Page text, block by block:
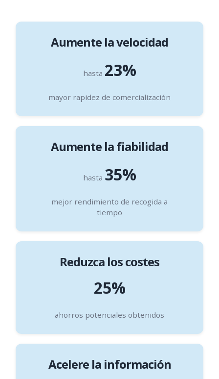
Aumente la velocidad
hasta 23%
mayor rapidez de comercialización
Aumente la fiabilidad
hasta 35%
mejor rendimiento de recogida a
tiempo
Reduzca los costes
25%
ahorros potenciales obtenidos
Acelere la información